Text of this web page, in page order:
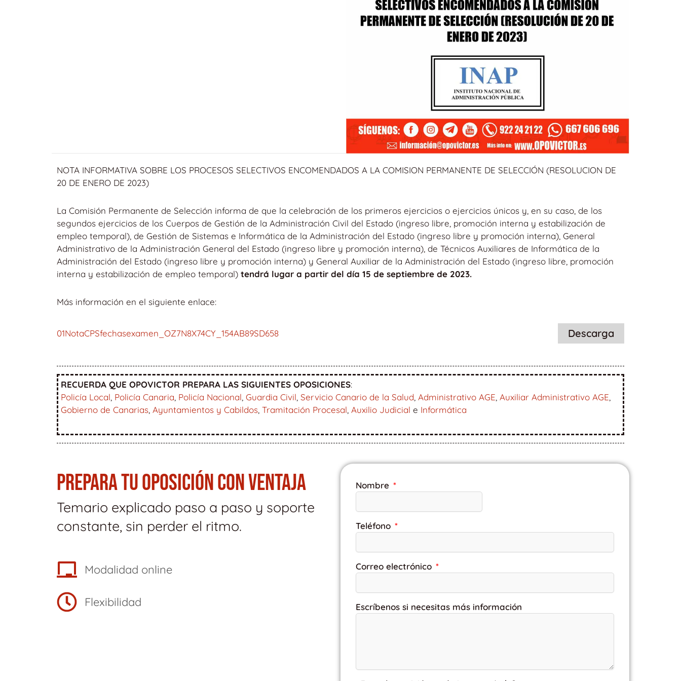
NOTA INFORMATIVA SOBRE LOS PROCESOS SELECTIVOS ENCOMENDADOS A LA COMISION PERMANENTE DE SELECCIÓN (RESOLUCION DE
20 DE ENERO DE 2023)
La Comisión Permanente de Selección informa de que la celebración de los primeros ejercicios o ejercicios únicos y, en su caso, de los
segundos ejercicios de los Cuerpos de Gestión de la Administración Civil del Estado (ingreso libre, promoción interna y estabilización de
empleo temporal), de Gestión de Sistemas e Informática de la Administración del Estado (ingreso libre y promoción interna), General
Administrativo de la Administración General del Estado (ingreso libre y promoción interna), de Técnicos Auxiliares de Informática de la
Administración del Estado (ingreso libre y promoción interna) y General Auxiliar de la Administración del Estado (ingreso libre, promoción
interna y estabilización de empleo temporal) tendrá lugar a partir del día 15 de septiembre de 2023.
Más información en el siguiente enlace:
01NotaCPSfechasexamen_OZ7N8X74CY_154AB89SD658 Descarga
RECUERDA QUE OPOVICTOR PREPARA LAS SIGUIENTES OPOSICIONES:
Policía Local, Policía Canaria, Policía Nacional, Guardia Civil, Servicio Canario de la Salud, Administrativo AGE, Auxiliar Administrativo AGE,
Gobierno de Canarias, Ayuntamientos y Cabildos, Tramitación Procesal, Auxilio Judicial e Informática
PREPARA TU OPOSICIÓN CON VENTAJA
Temario explicado paso a paso y soporte
constante, sin perder el ritmo.
Modalidad online
Flexibilidad
Nombre
Teléfono
Correo electrónico
Escríbenos si necesitas más información